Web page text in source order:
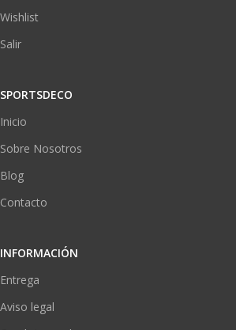
Wishlist
Salir
SPORTSDECO
Inicio
Sobre Nosotros
Blog
Contacto
INFORMACIÓN
Entrega
Aviso legal